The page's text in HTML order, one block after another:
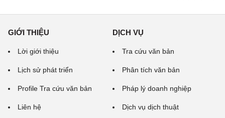
GIỚI THIỆU
Lời giới thiệu
Lịch sử phát triển
Profile Tra cứu văn bản
Liên hệ
DỊCH VỤ
Tra cứu văn bản
Phân tích văn bản
Pháp lý doanh nghiệp
Dịch vụ dịch thuật